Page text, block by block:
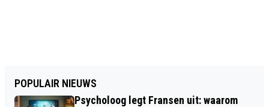
POPULAIR NIEUWS
Psycholoog legt Fransen uit: waarom